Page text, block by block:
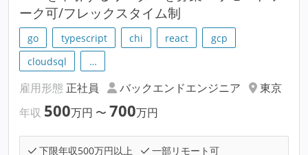
ーク可/フレックスタイム制
go typescript chi react
gcp
cloudsql
…
雇用形態 正社員 バックエンドエンジニア
東京
年収 500万円 〜 700万円
下限年収500万円以上
一部リモート可